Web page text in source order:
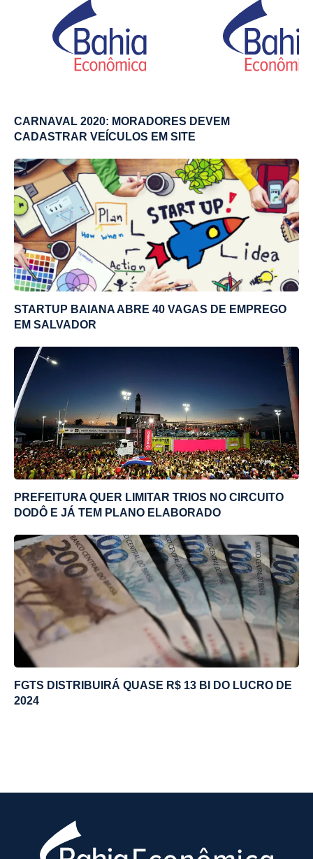
CARNAVAL 2020: MORADORES DEVEM
CADASTRAR VEÍCULOS EM SITE
STARTUP BAIANA ABRE 40 VAGAS DE EMPREGO
EM SALVADOR
PREFEITURA QUER LIMITAR TRIOS NO CIRCUITO
DODÔ E JÁ TEM PLANO ELABORADO
FGTS DISTRIBUIRÁ QUASE R$ 13 BI DO LUCRO DE
2024